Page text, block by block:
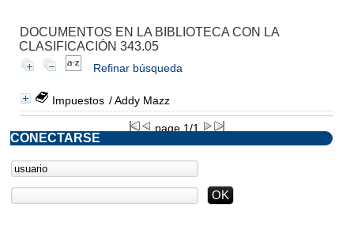
DOCUMENTOS EN LA BIBLIOTECA CON LA
CLASIFICACIÓN 343.05
Refinar búsqueda
Impuestos / Addy Mazz
page 1/1
CONECTARSE